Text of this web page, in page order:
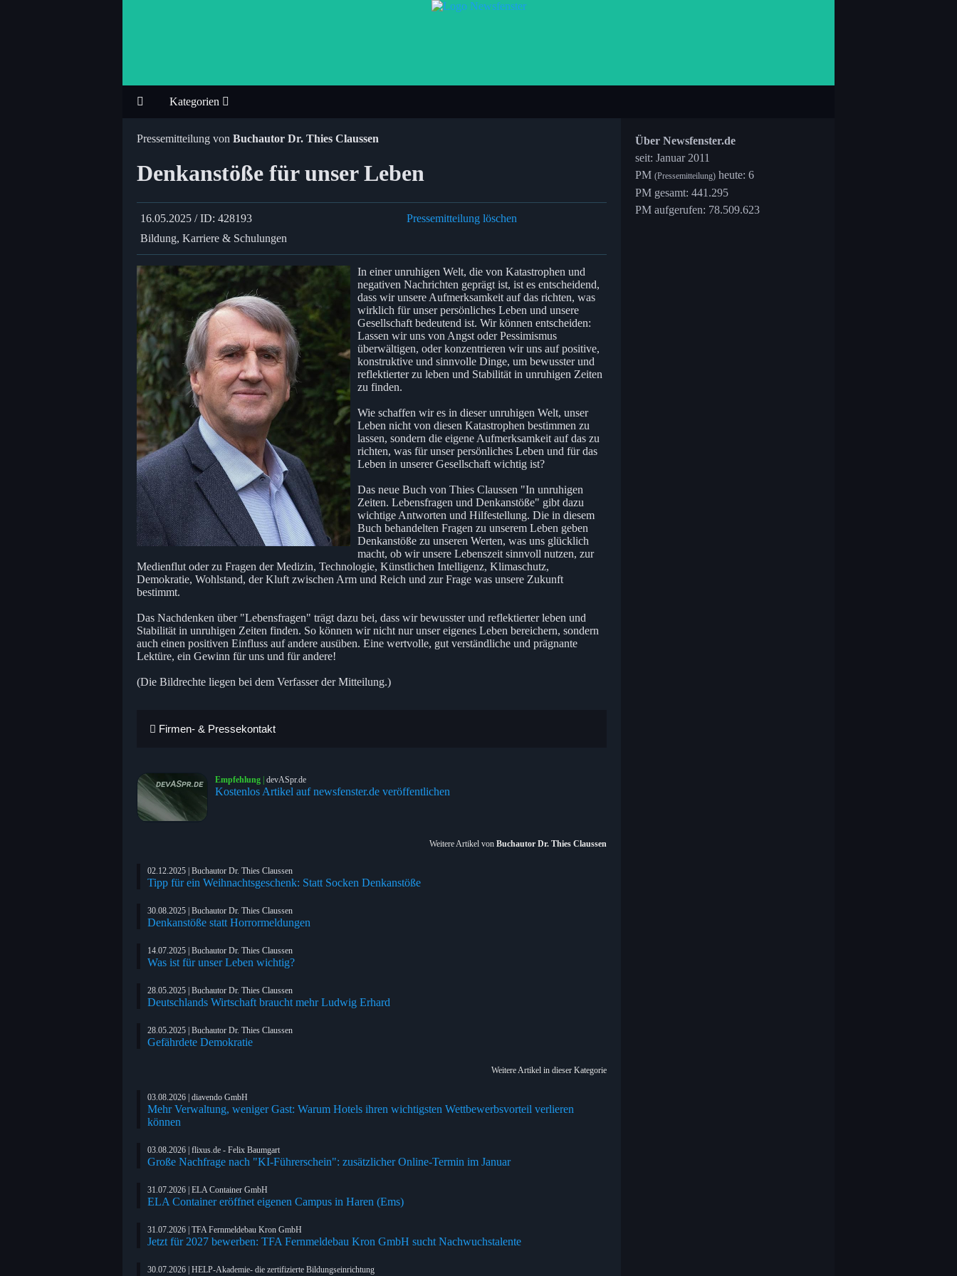
Kategorien
Pressemitteilung von Buchautor Dr. Thies Claussen
Denkanstöße für unser Leben
16.05.2025 / ID: 428193
Pressemitteilung löschen
Bildung, Karriere & Schulungen
In einer unruhigen Welt, die von Katastrophen und
negativen Nachrichten geprägt ist, ist es entscheidend,
dass wir unsere Aufmerksamkeit auf das richten, was
wirklich für unser persönliches Leben und unsere
Gesellschaft bedeutend ist. Wir können entscheiden:
Lassen wir uns von Angst oder Pessimismus
überwältigen, oder konzentrieren wir uns auf positive,
konstruktive und sinnvolle Dinge, um bewusster und
reflektierter zu leben und Stabilität in unruhigen Zeiten
zu finden.
Wie schaffen wir es in dieser unruhigen Welt, unser
Leben nicht von diesen Katastrophen bestimmen zu
lassen, sondern die eigene Aufmerksamkeit auf das zu
richten, was für unser persönliches Leben und für das
Leben in unserer Gesellschaft wichtig ist?
Das neue Buch von Thies Claussen "In unruhigen
Zeiten. Lebensfragen und Denkanstöße" gibt dazu
wichtige Antworten und Hilfestellung. Die in diesem
Buch behandelten Fragen zu unserem Leben geben
Denkanstöße zu unseren Werten, was uns glücklich
macht, ob wir unsere Lebenszeit sinnvoll nutzen, zur
Medienflut oder zu Fragen der Medizin, Technologie, Künstlichen Intelligenz, Klimaschutz,
Demokratie, Wohlstand, der Kluft zwischen Arm und Reich und zur Frage was unsere Zukunft
bestimmt.
Das Nachdenken über "Lebensfragen" trägt dazu bei, dass wir bewusster und reflektierter leben und
Stabilität in unruhigen Zeiten finden. So können wir nicht nur unser eigenes Leben bereichern, sondern
auch einen positiven Einfluss auf andere ausüben. Eine wertvolle, gut verständliche und prägnante
Lektüre, ein Gewinn für uns und für andere!
(Die Bildrechte liegen bei dem Verfasser der Mitteilung.)
Firmen- & Pressekontakt
Empfehlung | devASpr.de
Kostenlos Artikel auf newsfenster.de veröffentlichen
Weitere Artikel von Buchautor Dr. Thies Claussen
02.12.2025 | Buchautor Dr. Thies Claussen
Tipp für ein Weihnachtsgeschenk: Statt Socken Denkanstöße
30.08.2025 | Buchautor Dr. Thies Claussen
Denkanstöße statt Horrormeldungen
14.07.2025 | Buchautor Dr. Thies Claussen
Was ist für unser Leben wichtig?
28.05.2025 | Buchautor Dr. Thies Claussen
Deutschlands Wirtschaft braucht mehr Ludwig Erhard
28.05.2025 | Buchautor Dr. Thies Claussen
Gefährdete Demokratie
Weitere Artikel in dieser Kategorie
03.08.2026 | diavendo GmbH
Mehr Verwaltung, weniger Gast: Warum Hotels ihren wichtigsten Wettbewerbsvorteil verlieren
können
03.08.2026 | flixus.de - Felix Baumgart
Große Nachfrage nach "KI-Führerschein": zusätzlicher Online-Termin im Januar
31.07.2026 | ELA Container GmbH
ELA Container eröffnet eigenen Campus in Haren (Ems)
31.07.2026 | TFA Fernmeldebau Kron GmbH
Jetzt für 2027 bewerben: TFA Fernmeldebau Kron GmbH sucht Nachwuchstalente
30.07.2026 | HELP-Akademie- die zertifizierte Bildungseinrichtung
Über Newsfenster.de
seit: Januar 2011
PM (Pressemitteilung) heute: 6
PM gesamt: 441.295
PM aufgerufen: 78.509.623